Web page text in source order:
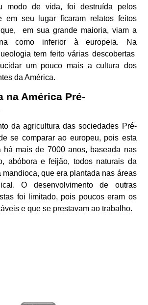
modo de vida, foi destruída pelos
em seu lugar ficaram relatos feitos
em sua grande maioria, viam a
como inferior à europeia. Na
tem feito várias descobertas
um pouco mais a cultura dos
da América.
na América Pré-
da agricultura das sociedades Pré-
se comparar ao europeu, pois esta
há mais de 7000 anos, baseada nas
abóbora e feijão, todos naturais da
mandioca, que era plantada nas áreas
O desenvolvimento de outras
foi limitado, pois poucos eram os
e que se prestavam ao trabalho.